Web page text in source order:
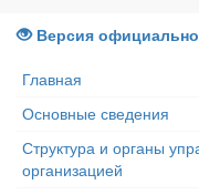
Версия
Главная
Основные сведения
Структура и органы
организацией